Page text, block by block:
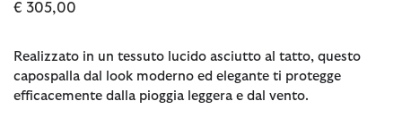
€ 305,00
Realizzato in un tessuto lucido asciutto al tatto, questo
capospalla dal look moderno ed elegante ti protegge
efficacemente dalla pioggia leggera e dal vento.